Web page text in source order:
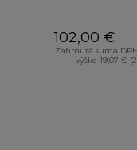
102,00 €
Zahrnutá suma
výške 19,07 €